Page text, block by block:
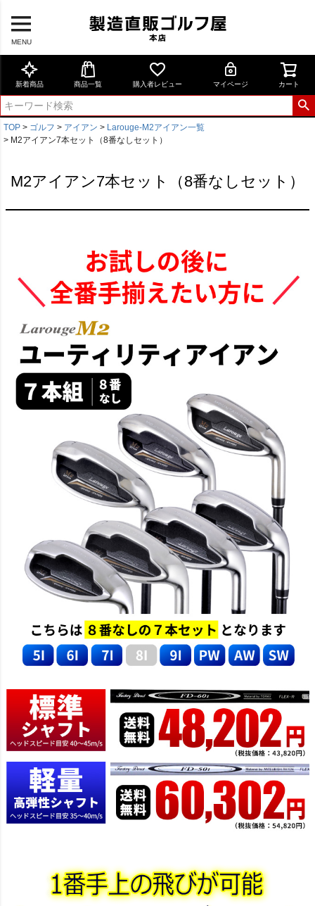
MENU
新着商品 商品一覧 購入者レビュー マイページ カート
TOP ゴルフ アイアン
Larouge-M2アイアン一覧
M2アイアン7本セット（8番なしセット）
M2アイアン7本セット（8番なしセット）